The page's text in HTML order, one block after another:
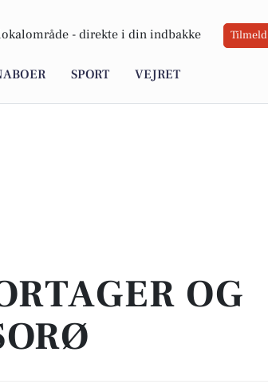
- direkte i din indbakke Tilmeld
SPORT VEJRET
OG